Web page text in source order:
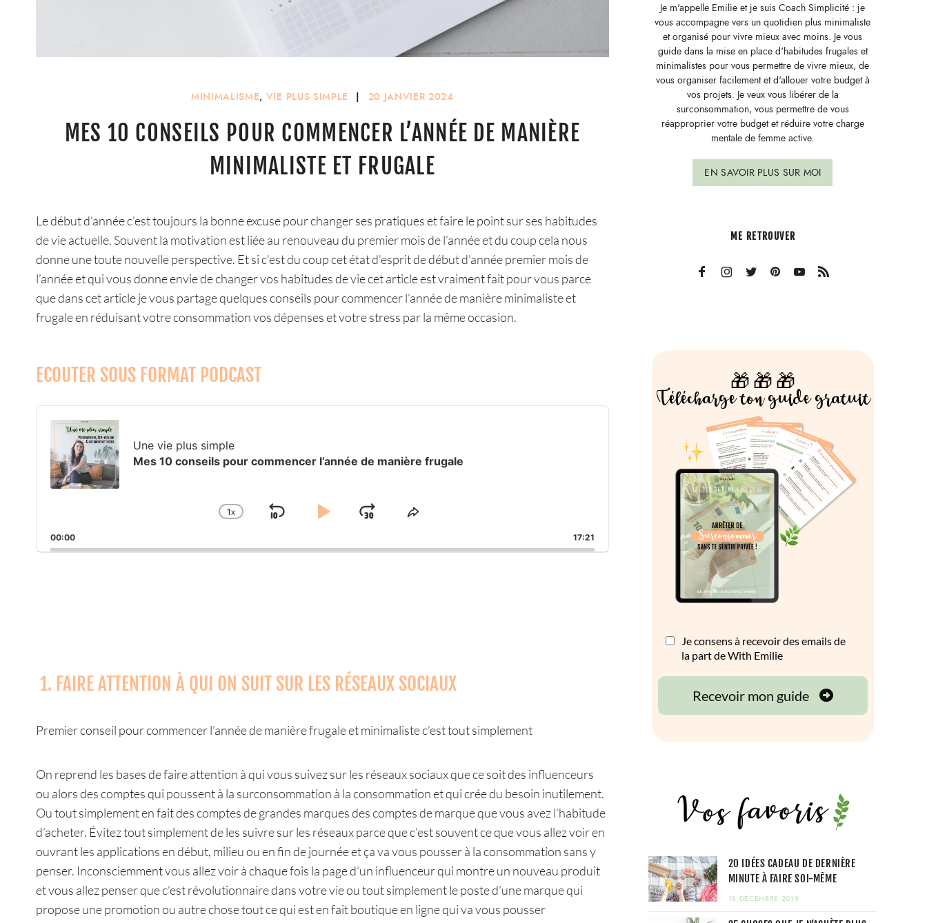
MINIMALISME, VIE PLUS SIMPLE | 20 JANVIER 2024
MES 10 CONSEILS POUR COMMENCER L’ANNÉE DE MANIÈRE
MINIMALISTE ET FRUGALE
Le début d’année c’est toujours la bonne excuse pour changer ses pratiques et faire le point sur ses habitudes
de vie actuelle. Souvent la motivation est liée au renouveau du premier mois de l’année et du coup cela nous
donne une toute nouvelle perspective. Et si c’est du coup cet état d’esprit de début d’année premier mois de
l’année et qui vous donne envie de changer vos habitudes de vie cet article est vraiment fait pour vous parce
que dans cet article je vous partage quelques conseils pour commencer l’année de manière minimaliste et
frugale en réduisant votre consommation vos dépenses et votre stress par la même occasion.
ECOUTER SOUS FORMAT PODCAST
Audio
Player
Une vie plus simple
Mes 10 conseils pour commencer l’année de manière frugale
CHANGE
RATE
1X
SKIPPLAYJUMPSHARE
EPISODE
00:00 17:21
1. FAIRE ATTENTION À QUI ON SUIT SUR LES RÉSEAUX SOCIAUX
Premier conseil pour commencer l’année de manière frugale et minimaliste c’est tout simplement
On reprend les bases de faire attention à qui vous suivez sur les réseaux sociaux que ce soit des influenceurs
ou alors des comptes qui poussent à la surconsommation à la consommation et qui crée du besoin inutilement.
Ou tout simplement en fait des comptes de grandes marques des comptes de marque que vous avez l’habitude
d’acheter. Évitez tout simplement de les suivre sur les réseaux parce que c’est souvent ce que vous allez voir en
ouvrant les applications en début, milieu ou en fin de journée et ça va vous pousser à la consommation sans y
penser. Inconsciemment vous allez voir à chaque fois la page d’un influenceur qui montre un nouveau produit
et vous allez penser que c’est révolutionnaire dans votre vie ou tout simplement le poste d’une marque qui
propose une promotion ou autre chose tout ce qui est en fait boutique en ligne qui va vous pousser
Je m'appelle Emilie et je suis Coach Simplicité : je
vous accompagne vers un quotidien plus minimaliste
et organisé pour vivre mieux avec moins. Je vous
guide dans la mise en place d'habitudes frugales et
minimalistes pour vous permettre de vivre mieux, de
vous organiser facilement et d'allouer votre budget à
vos projets. Je veux vous libérer de la
surconsommation, vous permettre de vous
réapproprier votre budget et réduire votre charge
mentale de femme active.
EN SAVOIR PLUS SUR MOI
ME RETROUVER
20 IDÉES CADEAU DE DERNIÈRE
MINUTE À FAIRE SOI-MÊME
18 DÉCEMBRE 2019